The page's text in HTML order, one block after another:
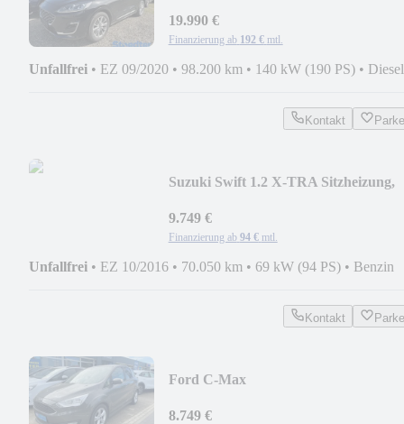
19.990 €
Finanzierung ab 192 € mtl.
Unfallfrei • EZ 09/2020 • 98.200 km • 140 kW (190 PS) • Diesel
Kontakt
Suzuki Swift 1.2 X-TRA Sitzheizung,
9.749 €
Finanzierung ab 94 € mtl.
Unfallfrei • EZ 10/2016 • 70.050 km • 69 kW (94 PS) • Benzin
Kontakt
Ford C-Max
8.749 €